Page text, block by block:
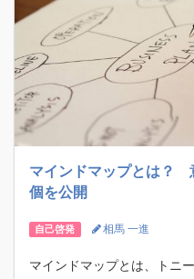
マインドマップとは？
個を公開
自己啓発 相馬 一進
マインドマップとは、トニ